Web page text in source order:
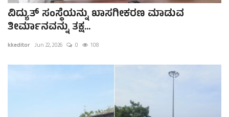
ವಿದ್ಯುತ್ ಸಂಸ್ಥೆಯನ್ನು ಖಾಸಗೀಕರಣ ಮಾಡುವ
ತೀರ್ಮಾನವನ್ನು ತಕ್ಷ...
kkeditor Jun 22, 2026 0 108